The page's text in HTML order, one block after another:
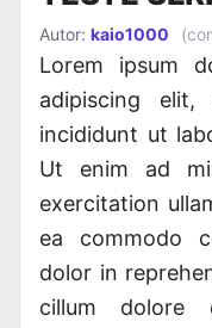
Autor: kaio1000
Lorem ipsum
adipiscing
incididunt ut
Ut enim ad
exercitation
ea commodo
dolor in
cillum dolore